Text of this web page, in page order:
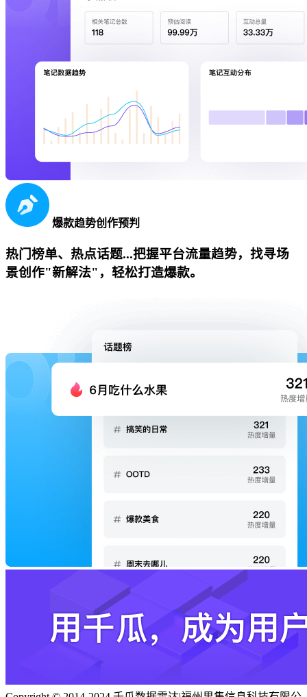
爆款趋势创作预判
热门榜单、热点话题...把握平台流量趋势，找寻场
景创作"新解法"，轻松打造爆款。